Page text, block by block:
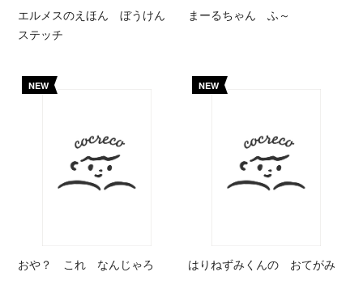
エルメスのえほん ぼうけん
ステッチ
まーるちゃん ふ～
NEW
おや？ これ なんじゃろ
NEW
はりねずみくんの おてがみ